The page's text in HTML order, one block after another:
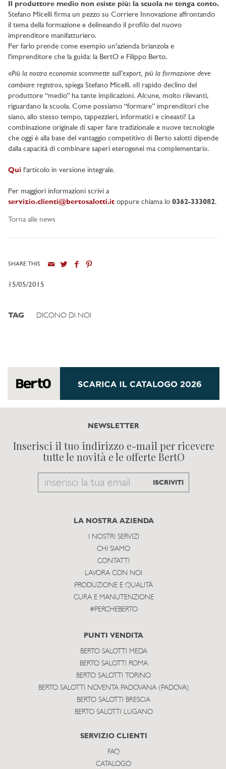
Il produttore medio non esiste più: la scuola ne tenga conto.
Stefano Micelli firma un pezzo su Corriere Innovazione affrontando
il tema della formazione e delineando il profilo del nuovo
imprenditore manifatturiero.
Per farlo prende come esempio un'azienda brianzola e
l'imprenditore che la guida: la BertO e Filippo Berto.
«Più la nostra economia scommette sull’export, più la formazione deve
cambiare registro», spiega Stefano Micelli. «Il rapido declino del
produttore “medio” ha tante implicazioni. Alcune, molto rilevanti,
riguardano la scuola. Come possiamo “formare” imprenditori che
siano, allo stesso tempo, tappezzieri, informatici e cineasti? La
combinazione originale di saper fare tradizionale e nuove tecnologie
che oggi è alla base del vantaggio competitivo di Berto salotti dipende
dalla capacità di combinare saperi eterogenei ma complementari».
Qui l'articolo in versione integrale.
Per maggiori informazioni scrivi a
servizio.clienti@bertosalotti.it oppure chiama lo 0362-333082.
Torna alle news
SHARE THIS
15/05/2015
TAG DICONO DI NOI
NEWSLETTER
Inserisci il tuo indirizzo e-mail per ricevere
tutte le novità e le offerte BertO
Email
subscribe
ISCRIVITI
LA NOSTRA AZIENDA
I NOSTRI SERVIZI
CHI SIAMO
CONTATTI
LAVORA CON NOI
PRODUZIONE E QUALITÀ
CURA E MANUTENZIONE
#PERCHEBERTO
PUNTI VENDITA
BERTO SALOTTI MEDA
BERTO SALOTTI ROMA
BERTO SALOTTI TORINO
BERTO SALOTTI NOVENTA PADOVANA (PADOVA)
BERTO SALOTTI BRESCIA
BERTO SALOTTI LUGANO
SERVIZIO CLIENTI
FAQ
CATALOGO